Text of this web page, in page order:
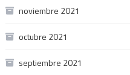
noviembre 2021
octubre 2021
septiembre 2021